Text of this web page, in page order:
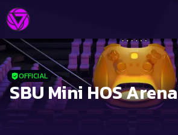
OFFICIAL
SBU Mini HOS Arena